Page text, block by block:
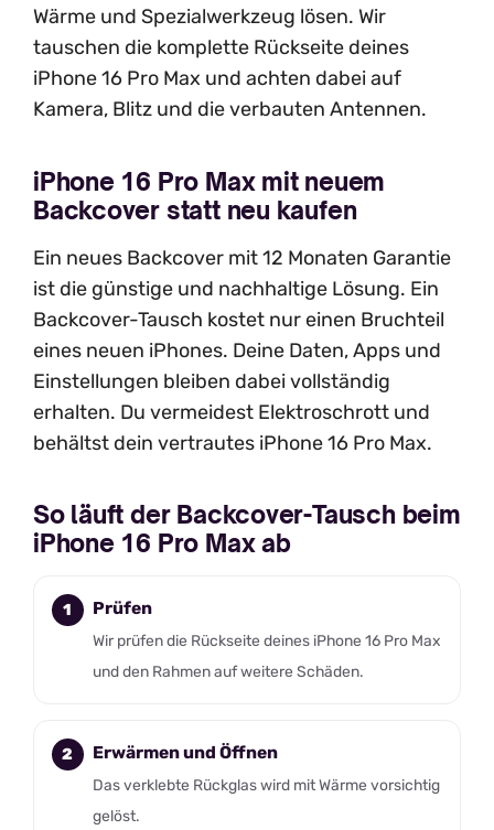
Wärme und Spezialwerkzeug lösen. Wir
tauschen die komplette Rückseite deines
iPhone 16 Pro Max und achten dabei auf
Kamera, Blitz und die verbauten Antennen.
iPhone 16 Pro Max mit neuem
Backcover statt neu kaufen
Ein neues Backcover mit 12 Monaten Garantie
ist die günstige und nachhaltige Lösung. Ein
Backcover-Tausch kostet nur einen Bruchteil
eines neuen iPhones. Deine Daten, Apps und
Einstellungen bleiben dabei vollständig
erhalten. Du vermeidest Elektroschrott und
behältst dein vertrautes iPhone 16 Pro Max.
So läuft der Backcover-Tausch beim
iPhone 16 Pro Max ab
Prüfen
Wir prüfen die Rückseite deines iPhone 16 Pro Max
und den Rahmen auf weitere Schäden.
Erwärmen und Öffnen
Das verklebte Rückglas wird mit Wärme vorsichtig
gelöst.